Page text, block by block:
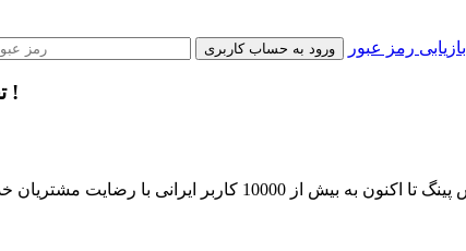
ورود به حساب کاربری بازیابی رمز عبور
تجربه‌ای تکرار نشدنی !